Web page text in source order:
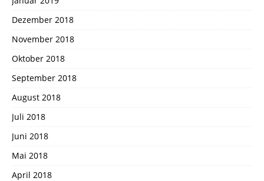
Dezember 2018
November 2018
Oktober 2018
September 2018
August 2018
Juli 2018
Juni 2018
Mai 2018
April 2018